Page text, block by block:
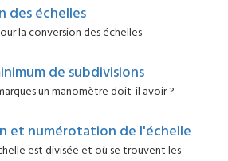
des échelles
la conversion des échelles
de subdivisions
un manomètre doit-il avoir ?
et numérotation de l'échelle
est divisée et où se trouvent les